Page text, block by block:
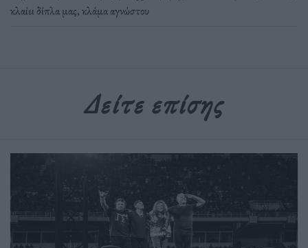
κλαίει δίπλα μας,κλάμα αγνώστου
Δείτε επίσης